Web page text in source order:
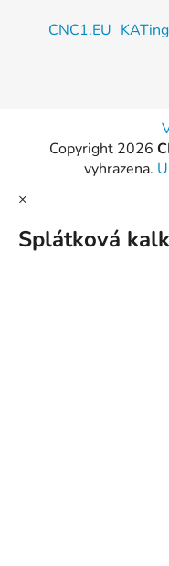
CNC1.EU
Copyright 2026
vyhrazena.
×
Splátková